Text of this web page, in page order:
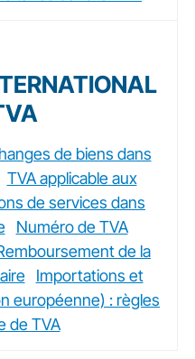
de biens dans
TVA applicable aux
de services dans
Numéro de TVA
de la
Importations et
européenne) : règles
de TVA